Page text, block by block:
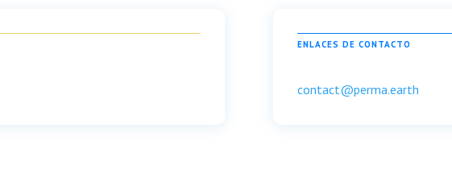
ENLACES DE CONTACTO
contact@perma.earth